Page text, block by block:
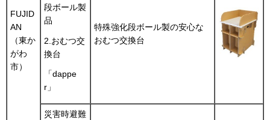
FUJID
AN
（東か
がわ
市）
段ボール製
品
2.おむつ交
換台
「dappe
r」
特殊強化段ボール製の安心な
おむつ交換台
災害時避難